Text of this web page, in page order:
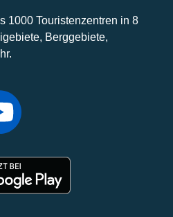
1000 Touristenzentren in 8
Berggebiete,